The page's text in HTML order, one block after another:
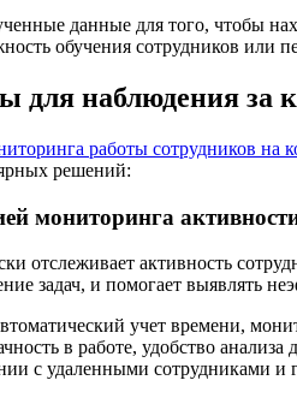
данные для того, чтобы
обучения сотрудников или
для наблюдения за
работы сотрудников на
решений:
мониторинга
отслеживает активность
задач, и помогает выявлять
учет времени,
в работе, удобство анализа
с удаленными сотрудниками и